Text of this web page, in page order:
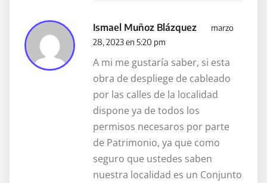
Ismael Muñoz Blázquez
marzo
28, 2023 en 5:20 pm
A mi me gustaría saber, si esta
obra de despliege de cableado
por las calles de la localidad
dispone ya de todos los
permisos necesaros por parte
de Patrimonio, ya que como
seguro que ustedes saben
nuestra localidad es un Conjunto